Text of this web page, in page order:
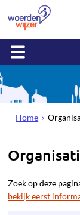
Home
Zoek op deze
bekijk eerst